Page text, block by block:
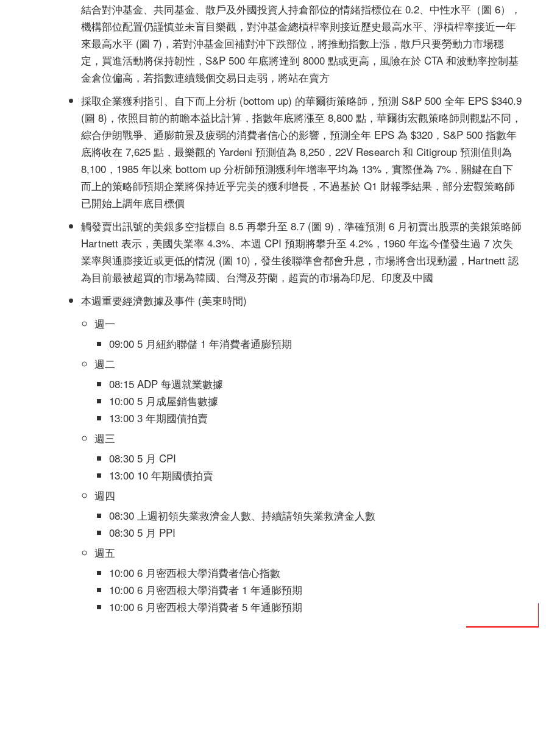
結合對沖基金、共同基金、散戶及外國投資人持倉部位的情緒指標位在 0.2、中性水平（圖 6），
機構部位配置仍謹慎並未盲目樂觀，對沖基金總槓桿率則接近歷史最高水平、淨槓桿率接近一年
來最高水平 (圖 7)，若對沖基金回補對沖下跌部位，將推動指數上漲，散戶只要勞動力市場穩
定，買進活動將保持韌性，S&P 500 年底將達到 8000 點或更高，風險在於 CTA 和波動率控制基
金倉位偏高，若指數連續幾個交易日走弱，將站在賣方
採取企業獲利指引、自下而上分析 (bottom up) 的華爾街策略師，預測 S&P 500 全年 EPS $340.9
(圖 8)，依照目前的前瞻本益比計算，指數年底將漲至 8,800 點，華爾街宏觀策略師則觀點不同，
綜合伊朗戰爭、通膨前景及疲弱的消費者信心的影響，預測全年 EPS 為 $320，S&P 500 指數年
底將收在 7,625 點，最樂觀的 Yardeni 預測值為 8,250，22V Research 和 Citigroup 預測值則為
8,100，1985 年以來 bottom up 分析師預測獲利年增率平均為 13%，實際僅為 7%，關鍵在自下
而上的策略師預期企業將保持近乎完美的獲利增長，不過基於 Q1 財報季結果，部分宏觀策略師
已開始上調年底目標價
觸發賣出訊號的美銀多空指標自 8.5 再攀升至 8.7 (圖 9)，準確預測 6 月初賣出股票的美銀策略師
Hartnett 表示，美國失業率 4.3%、本週 CPI 預期將攀升至 4.2%，1960 年迄今僅發生過 7 次失
業率與通膨接近或更低的情況 (圖 10)，發生後聯準會都會升息，市場將會出現動盪，Hartnett 認
為目前最被超買的市場為韓國、台灣及芬蘭，超賣的市場為印尼、印度及中國
本週重要經濟數據及事件 (美東時間)
週一
09:00 5 月紐約聯儲 1 年消費者通膨預期
週二
08:15 ADP 每週就業數據
10:00 5 月成屋銷售數據
13:00 3 年期國債拍賣
週三
08:30 5 月 CPI
13:00 10 年期國債拍賣
週四
08:30 上週初領失業救濟金人數、持續請領失業救濟金人數
08:30 5 月 PPI
週五
10:00 6 月密西根大學消費者信心指數
10:00 6 月密西根大學消費者 1 年通膨預期
10:00 6 月密西根大學消費者 5 年通膨預期